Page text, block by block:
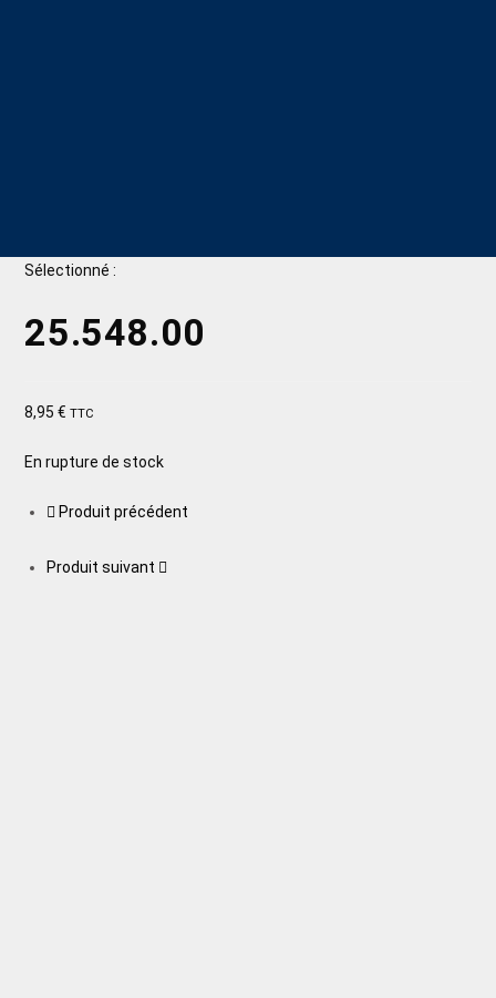
Sélectionné :
25.548.00
8,95€ TTC
En rupture de stock
Produit précédent
Produit suivant